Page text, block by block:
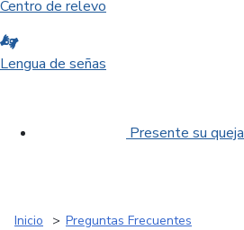
Centro de relevo
Lengua de señas
Presente su queja
Inicio
Preguntas Frecuentes